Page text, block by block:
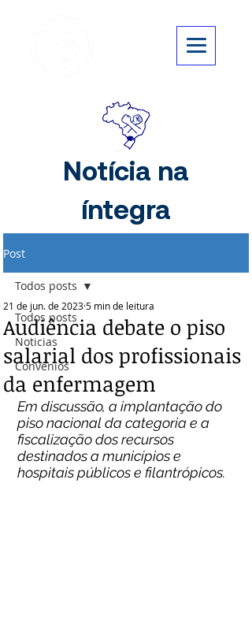
Notícia na
íntegra
Post
Todos posts
Noticias
Convênios
Todos posts
Audiência debate o piso
salarial dos profissionais
da enfermagem
21 de jun. de 20235 min de leitura
Em discussão, a implantação do
piso nacional da categoria e a
fiscalização dos recursos
destinados a municípios e
hospitais públicos e filantrópicos.